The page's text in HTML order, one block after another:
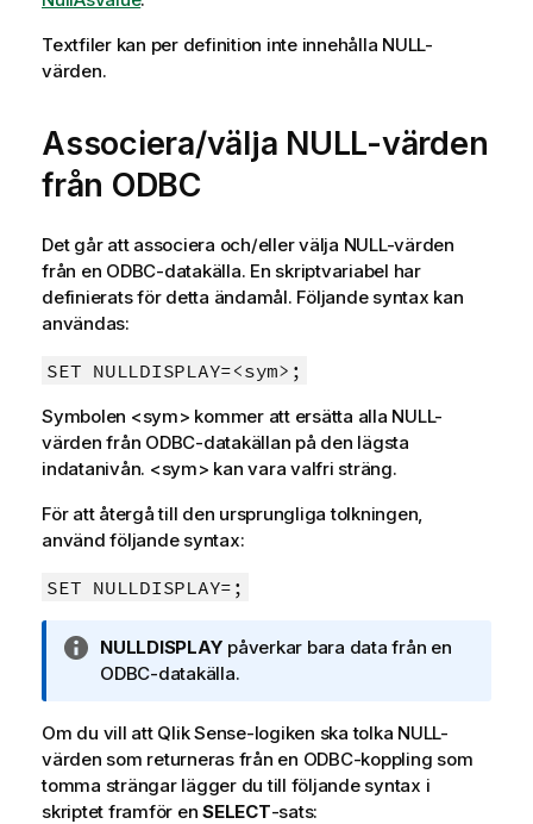
i
n
m
n
o
r
m
a
i
o
n
Textfiler kan per definition inte innehålla NULL-
värden.
Associera/välja NULL-värden
från ODBC
Det går att associera och/eller välja NULL-värden
från en ODBC-datakälla. En skriptvariabel har
definierats för detta ändamål. Följande syntax kan
användas:
SET NULLDISPLAY=<sym>;
Symbolen <sym> kommer att ersätta alla NULL-
värden från ODBC-datakällan på den lägsta
indatanivån. <sym> kan vara valfri sträng.
För att återgå till den ursprungliga tolkningen,
använd följande syntax:
SET NULLDISPLAY=;
A
n
e
c
k
n
NULLDISPLAY påverkar bara data från en
ODBC-datakälla.
Om du vill att Qlik Sense-logiken ska tolka NULL-
värden som returneras från en ODBC-koppling som
tomma strängar lägger du till följande syntax i
skriptet framför en SELECT-sats: